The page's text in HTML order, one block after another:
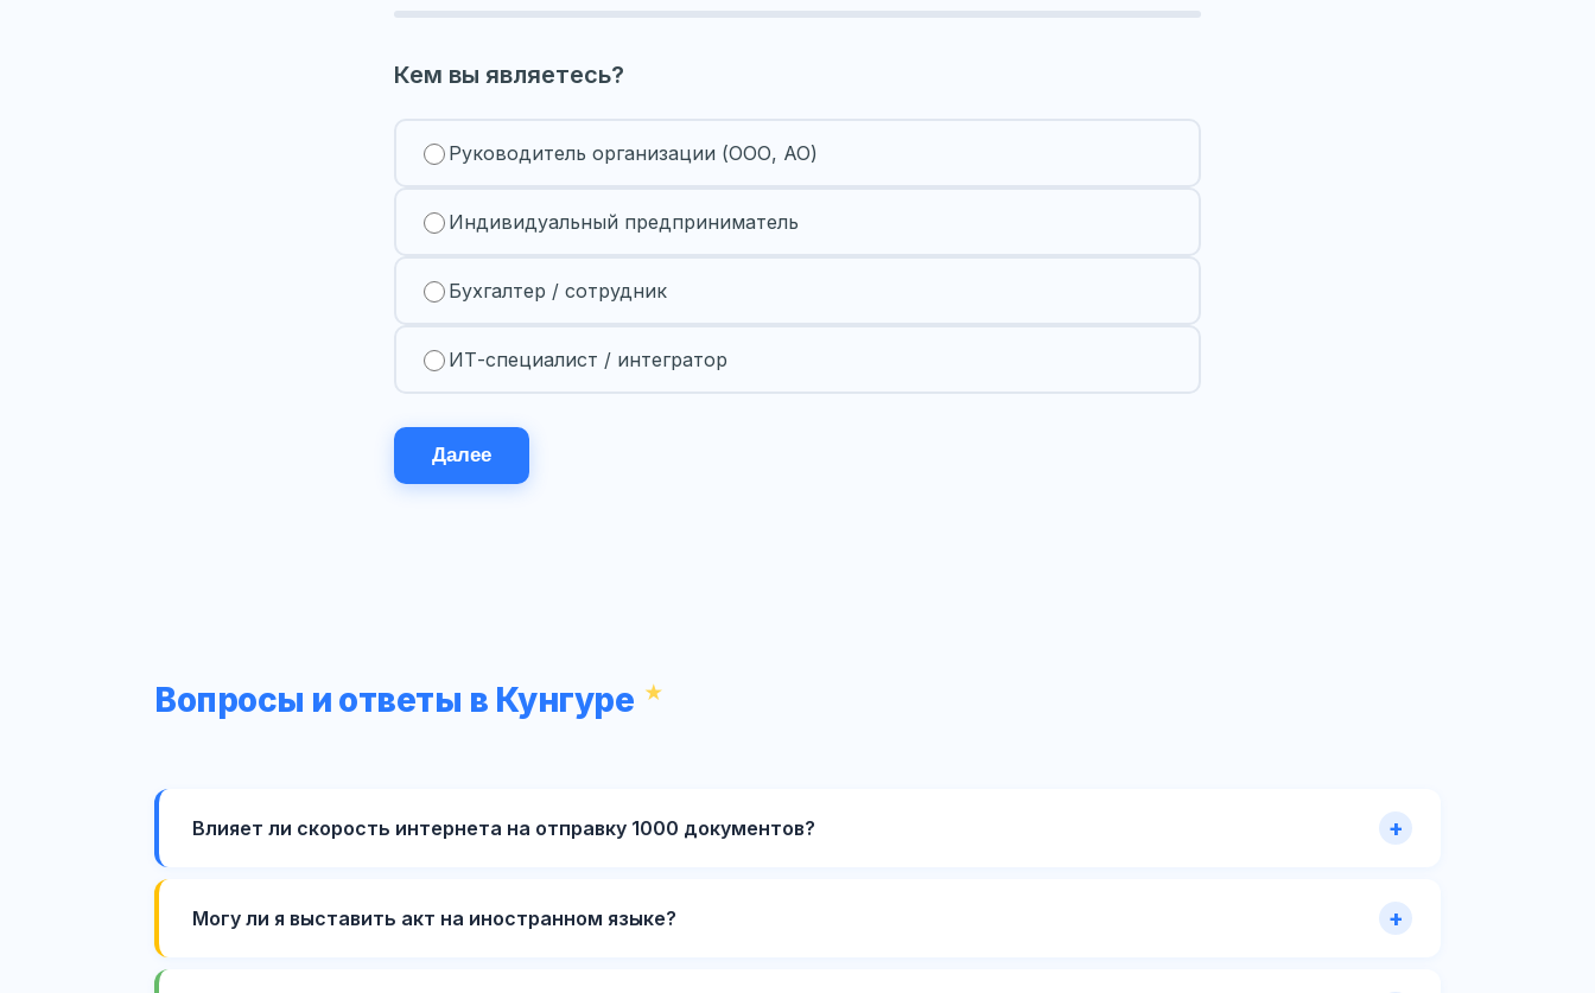
Кем вы являетесь?
Руководитель организации (ООО, АО)
Индивидуальный предприниматель
Бухгалтер / сотрудник
ИТ-специалист / интегратор
Далее
Вопросы и ответы в Кунгуре
Влияет ли скорость интернета на отправку 1000 документов?
Могу ли я выставить акт на иностранном языке?